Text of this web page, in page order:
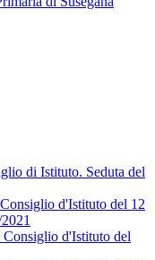
di Istituto. Seduta del
d'Istituto del 12
d'Istituto del